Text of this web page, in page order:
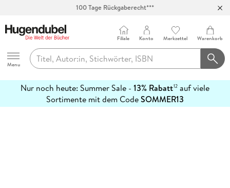
100 Tage Rückgaberecht***
Hugendubel
Menu
Filiale Konto Merkzettel Warenkorb
Nur noch heute: Summer Sale - 13% Rabatt12 auf viele
Sortimente mit dem CodeSOMMER13
erfahren